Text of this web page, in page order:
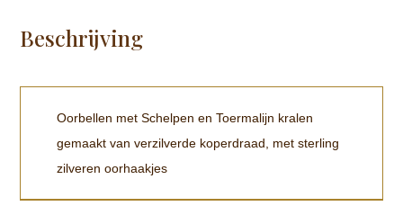
Beschrijving
Oorbellen met Schelpen en Toermalijn kralen
gemaakt van verzilverde koperdraad, met sterling
zilveren oorhaakjes